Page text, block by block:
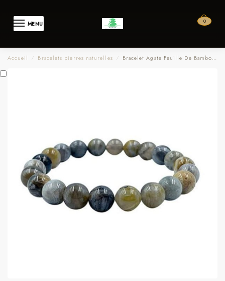
MENU 0
Accueil / Bracelets pierres naturelles / Bracelet Agate Feuille De Bambou A Boules 5-6mm